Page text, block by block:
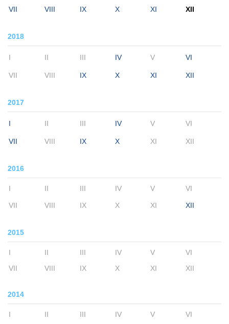
VII VIII IX X XI XII
2018
I II III IV V VI
VII VIII IX X XI XII
2017
I II III IV V VI
VII VIII IX X XI XII
2016
I II III IV V VI
VII VIII IX X XI XII
2015
I II III IV V
VI
VII
VIII IX X XI XII
2014
I II III IV V
VI